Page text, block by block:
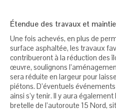
Étendue des travaux et
Une fois achevés, en plus de
surface asphaltée, les travaux
contribueront à la réduction des
œuvre, soulignons
sera réduite en largeur pour
piétons. D’éventuels
ainsi s’y tenir. Il y aura
bretelle de l’autoroute 15 Nord,